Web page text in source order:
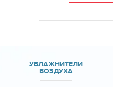
УВЛАЖНИТЕЛИ
ВОЗДУХА